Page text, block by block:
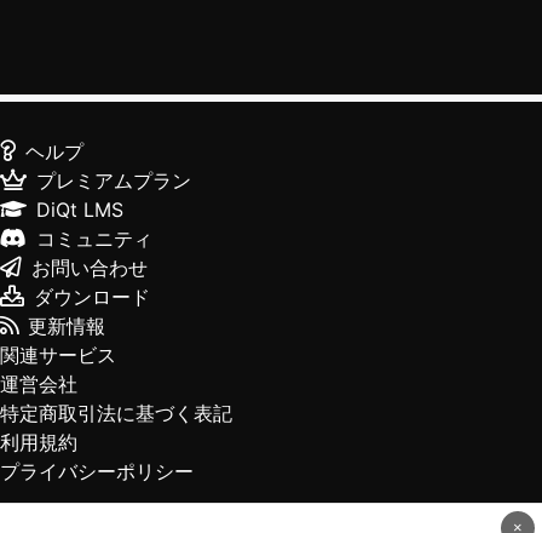
×
ヘルプ
プレミアムプラン
DiQt LMS
コミュニティ
お問い合わせ
ダウンロード
更新情報
関連サービス
運営会社
特定商取引法に基づく表記
利用規約
プライバシーポリシー